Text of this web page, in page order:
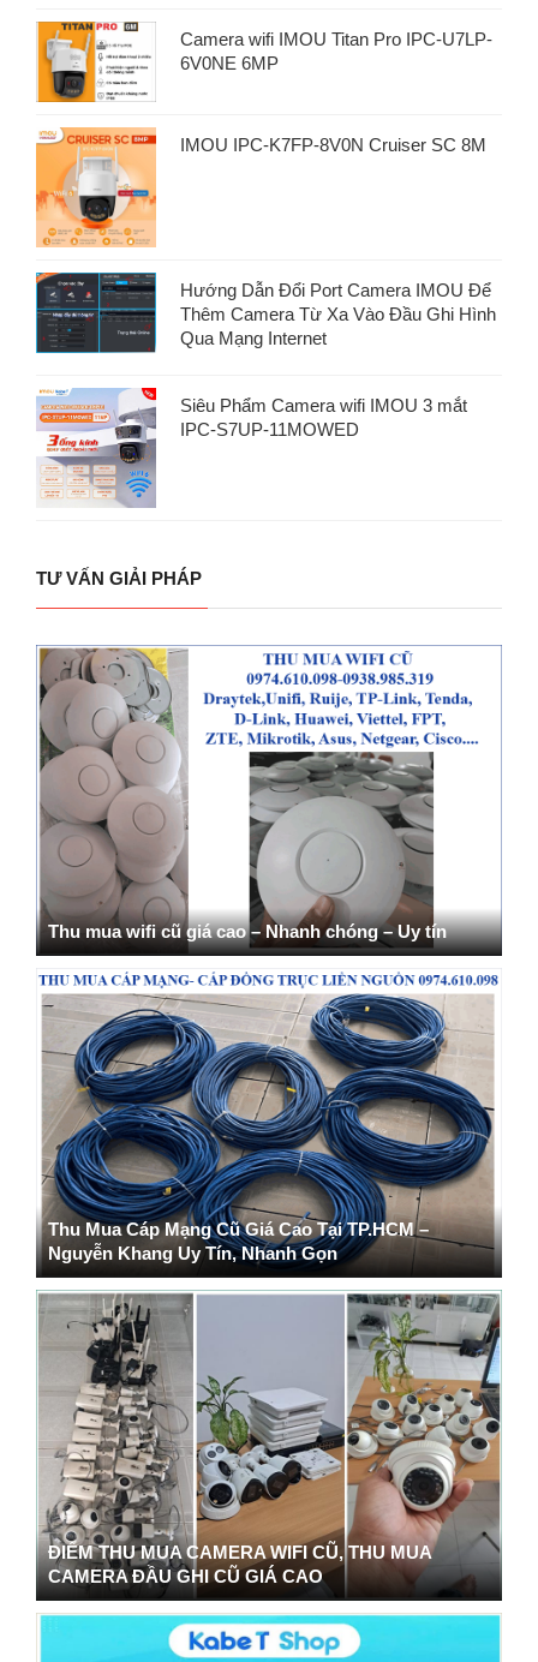
Camera wifi IMOU Titan Pro IPC-U7LP-
6V0NE 6MP
IMOU IPC-K7FP-8V0N Cruiser SC 8M
Hướng Dẫn Đổi Port Camera IMOU Để
Thêm Camera Từ Xa Vào Đầu Ghi Hình
Qua Mạng Internet
Siêu Phẩm Camera wifi IMOU 3 mắt
IPC-S7UP-11MOWED
TƯ VẤN GIẢI PHÁP
Thu mua wifi cũ giá cao – Nhanh chóng – Uy tín
Thu Mua Cáp Mạng Cũ Giá Cao Tại TP.HCM –
Nguyễn Khang Uy Tín, Nhanh Gọn
ĐIỂM THU MUA CAMERA WIFI CŨ, THU MUA
CAMERA ĐẦU GHI CŨ GIÁ CAO